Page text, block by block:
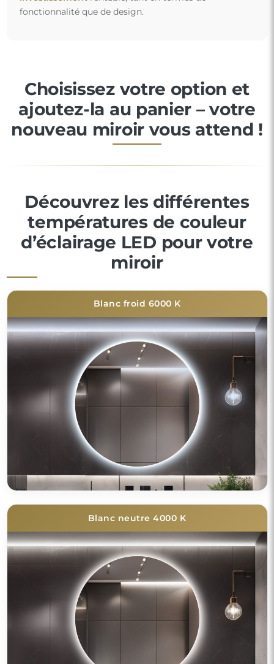
fonctionnalité que de design.
Choisissez votre option et
ajoutez-la au panier – votre
nouveau miroir vous attend !
Découvrez les différentes
températures de couleur
d’éclairage LED pour votre
miroir
Blanc froid 6000 K
Blanc neutre 4000 K